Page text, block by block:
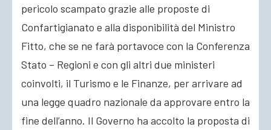
pericolo scampato grazie alle proposte di
Confartigianato e alla disponibilità del Ministro
Fitto, che se ne farà portavoce con la Conferenza
Stato – Regioni e con gli altri due ministeri
coinvolti, il Turismo e le Finanze, per arrivare ad
una legge quadro nazionale da approvare entro la
fine dell’anno. Il Governo ha accolto la proposta di